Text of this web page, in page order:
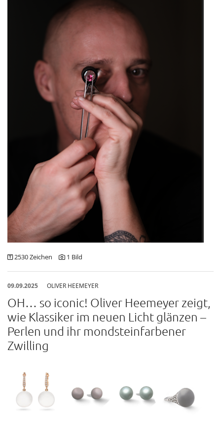
2530 Zeichen 1 Bild
09.09.2025 OLIVER HEEMEYER
OH… so iconic! Oliver Heemeyer zeigt,
wie Klassiker im neuen Licht glänzen –
Perlen und ihr mondsteinfarbener
Zwilling